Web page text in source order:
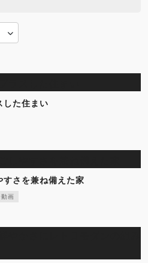
した住まい
すさを兼ね備えた家
画